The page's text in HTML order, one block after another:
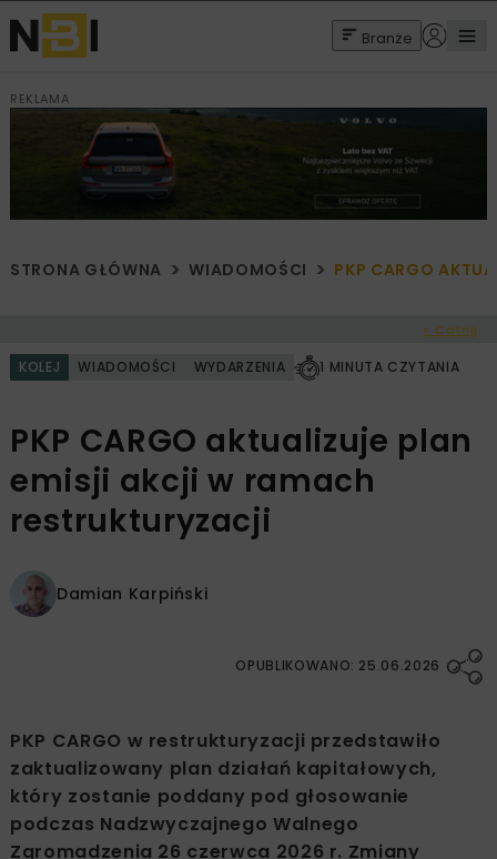
Branże
REKLAMA
STRONA GŁÓWNA WIADOMOŚCI PKP CARGO
< Cofnij
KOLEJ WIADOMOŚCI WYDARZENIA 1 MINUTA CZYTANIA
PKP CARGO aktualizuje plan
emisji akcji w ramach
restrukturyzacji
Damian Karpiński
OPUBLIKOWANO: 25.06.2026
PKP CARGO w restrukturyzacji przedstawiło
zaktualizowany plan działań kapitałowych,
który zostanie poddany pod głosowanie
podczas Nadzwyczajnego Walnego
Zgromadzenia 26 czerwca 2026 r. Zmiany